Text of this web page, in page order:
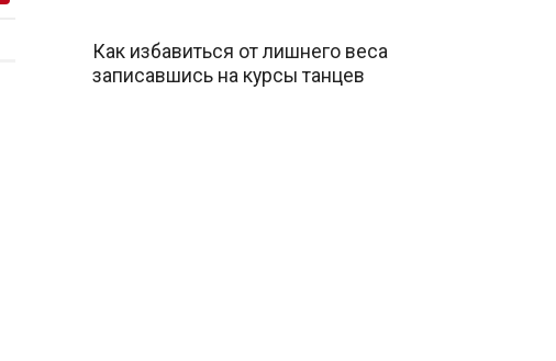
Как избавиться от лишнего веса
записавшись на курсы танцев